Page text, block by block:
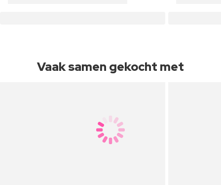
Vaak samen gekocht met